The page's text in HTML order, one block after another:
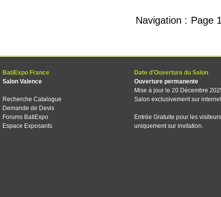
Navigation : Page
BatiExpo France
Salon Valence
Recherche Catalogue
Demande de Devis
Forums BatiExpo
Espace Exposants
Date d'Ouverture du Salon
Ouverture permanente
Mise à jour le 20 Décembre
Salon exclusivement sur internet
Entrée Gratuite pour les visiteurs
uniquement sur invitation.